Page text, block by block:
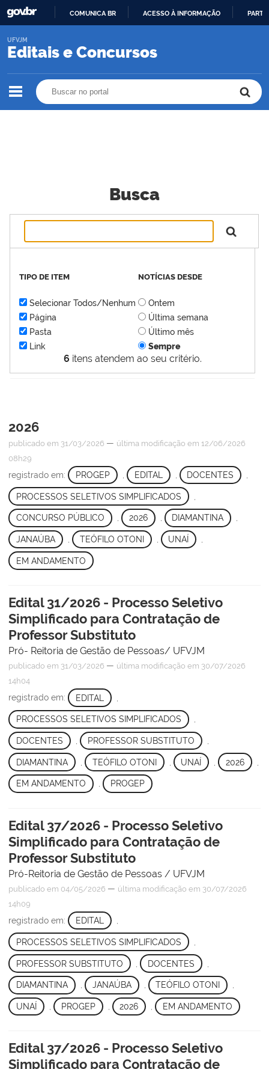
O
COMUNICA BR ACESSO À INFORMAÇÃO
Editais e Concursos
UFVJM
Busca
6 itens atendem ao seu critério.
TIPO DE ITEM
Selecionar Todos/Nenhum
Página
Pasta
Link
NOTÍCIAS DESDE
Ontem
Última semana
Último mês
Sempre
2026
publicado em 31/03/2026 — última modificação em 12/06/2026
08h29
registrado em: PROGEP EDITAL DOCENTES
PROCESSOS SELETIVOS SIMPLIFICADOS
CONCURSO PÚBLICO , 2026 , DIAMANTINA ,
JANAÚBA TEÓFILO OTONI UNAÍ
EM ANDAMENTO
Edital 31/2026 - Processo Seletivo
Simplificado para Contratação de
Professor Substituto
Pró- Reitoria de Gestão de Pessoas/ UFVJM
publicado em 31/03/2026 — última modificação em 30/07/2026
14h04
registrado em: EDITAL
PROCESSOS SELETIVOS SIMPLIFICADOS ,
DOCENTES PROFESSOR SUBSTITUTO
DIAMANTINA TEÓFILO OTONI UNAÍ , 2026
EM ANDAMENTO , PROGEP
Edital 37/2026 - Processo Seletivo
Simplificado para Contratação de
Professor Substituto
Pró-Reitoria de Gestão de Pessoas / UFVJM
publicado em 04/05/2026 — última modificação em 30/07/2026
14h09
registrado em: EDITAL
PROCESSOS SELETIVOS SIMPLIFICADOS
PROFESSOR SUBSTITUTO DOCENTES
DIAMANTINA , JANAÚBA , TEÓFILO OTONI ,
UNAÍ PROGEP 2026 , EM ANDAMENTO
Edital 37/2026 - Processo Seletivo
Simplificado para Contratação de